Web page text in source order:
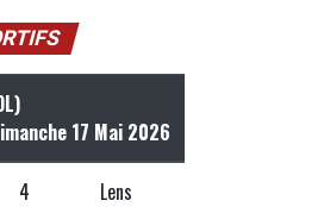
17 Mai 2026
4 Lens